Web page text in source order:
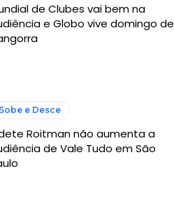
de Clubes vai bem na
e Globo vive domingo de
Sobe e Desce
Roitman não aumenta a
de Vale Tudo em São